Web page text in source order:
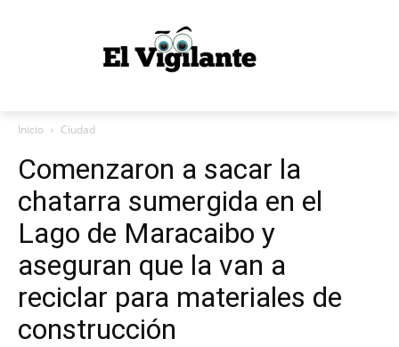
Inicio Ciudad
Comenzaron a sacar la
chatarra sumergida en el
Lago de Maracaibo y
aseguran que la van a
reciclar para materiales de
construcción